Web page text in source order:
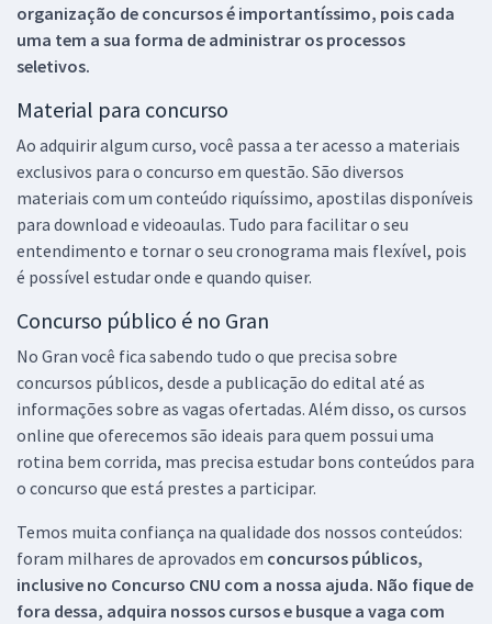
organização de concursos é importantíssimo, pois cada
uma tem a sua forma de administrar os processos
seletivos.
Material para concurso
Ao adquirir algum curso, você passa a ter acesso a materiais
exclusivos para o concurso em questão. São diversos
materiais com um conteúdo riquíssimo, apostilas disponíveis
para download e videoaulas. Tudo para facilitar o seu
entendimento e tornar o seu cronograma mais flexível, pois
é possível estudar onde e quando quiser.
Concurso público é no Gran
No Gran você fica sabendo tudo o que precisa sobre
concursos públicos, desde a publicação do edital até as
informações sobre as vagas ofertadas. Além disso, os cursos
online que oferecemos são ideais para quem possui uma
rotina bem corrida, mas precisa estudar bons conteúdos para
o concurso que está prestes a participar.
Temos muita confiança na qualidade dos nossos conteúdos:
foram milhares de aprovados em concursos públicos,
inclusive no Concurso CNU com a nossa ajuda. Não fique de
fora dessa, adquira nossos cursos e busque a vaga com